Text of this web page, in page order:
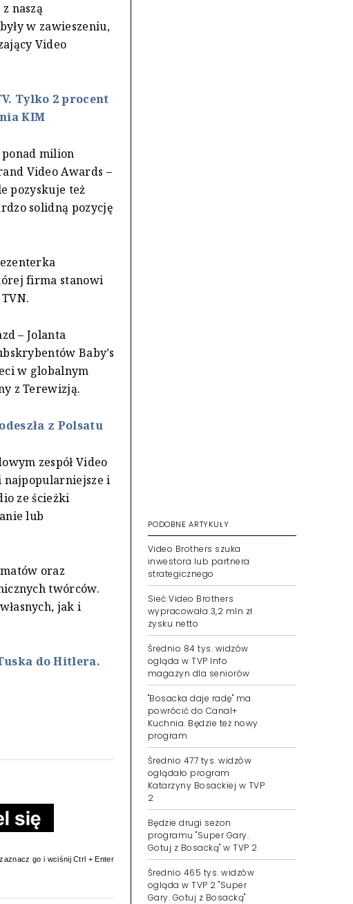
naszą
w zawieszeniu,
Video
Tylko 2 procent
KIM
milion
Video Awards –
pozyskuje też
solidną pozycję
firma stanowi
– Jolanta
Baby’s
w globalnym
z Terewizją.
z Polsatu
zespół Video
najpopularniejsze i
ze ścieżki
lub
oraz
twórców.
jak i
do Hitlera.
go i wciśnij Ctrl + Enter
PODOBNE ARTYKUŁY
Video Brothers szuka
inwestora lub partnera
strategicznego
Sieć Video Brothers
wypracowała 3,2 mln zł
zysku netto
Średnio 84 tys. widzów
ogląda w TVP Info
magazyn dla seniorów
"Bosacka daje radę" ma
powrócić do Canal+
Kuchnia. Będzie też nowy
program
Średnio 477 tys. widzów
oglądało program
Katarzyny Bosackiej w TVP
2
Będzie drugi sezon
programu "Super Gary.
Gotuj z Bosacką" w TVP 2
Średnio 465 tys. widzów
ogląda w TVP 2 "Super
Gary. Gotuj z Bosacką"